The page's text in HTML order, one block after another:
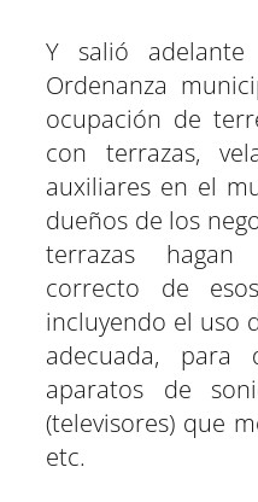
Y salió
Ordenanza
ocupación de
con terrazas,
auxiliares en el
dueños de los
terrazas hagan
correcto de
incluyendo el uso
adecuada,
aparatos de
(televisores) que
etc.